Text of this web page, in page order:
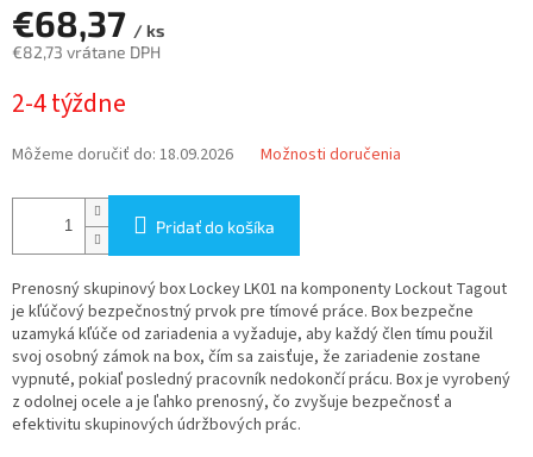
€68,37 / ks
€82,73 vrátane DPH
cena:
2-4 týždne
Môžeme doručiť do: 18.09.2026 Možnosti doručenia
Pridať do košíka
Prenosný skupinový box Lockey LK01 na komponenty Lockout Tagout
je kľúčový bezpečnostný prvok pre tímové práce. Box bezpečne
uzamyká kľúče od zariadenia a vyžaduje, aby každý člen tímu použil
svoj osobný zámok na box, čím sa zaisťuje, že zariadenie zostane
vypnuté, pokiaľ posledný pracovník nedokončí prácu. Box je vyrobený
z odolnej ocele a je ľahko prenosný, čo zvyšuje bezpečnosť a
efektivitu skupinových údržbových prác.